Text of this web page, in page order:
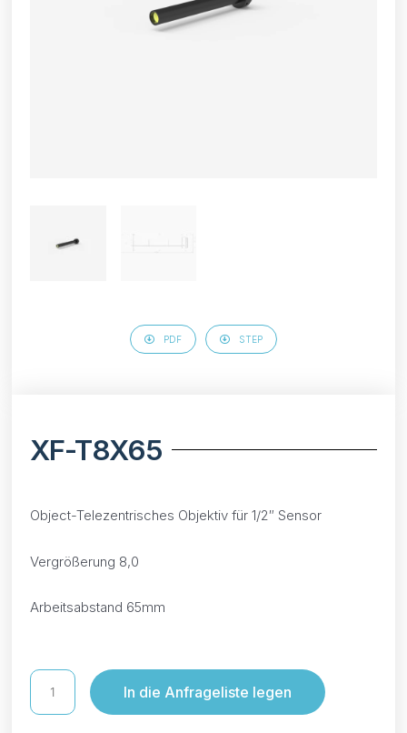
PDF STEP
XF-T8X65
Object-Telezentrisches Objektiv für 1/2″ Sensor
Vergrößerung 8,0
Arbeitsabstand 65mm
In die Anfrageliste legen